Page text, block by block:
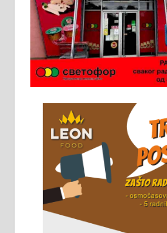
Ало таксију потребан
категоријом. 064/02-85-
Потребна два радника
стоваришту „Липа
информација доћи
стовариште у улици
Горког 26 сваког
8 до 15 часова. 063/465-
Чистим све врсте
061/32-13-445